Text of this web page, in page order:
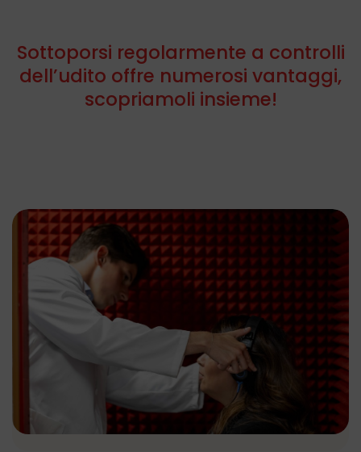
Sottoporsi regolarmente a controlli
dell’udito offre numerosi vantaggi,
scopriamoli insieme!